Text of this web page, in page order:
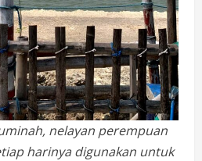
nelayan perempuan
harinya digunakan untuk